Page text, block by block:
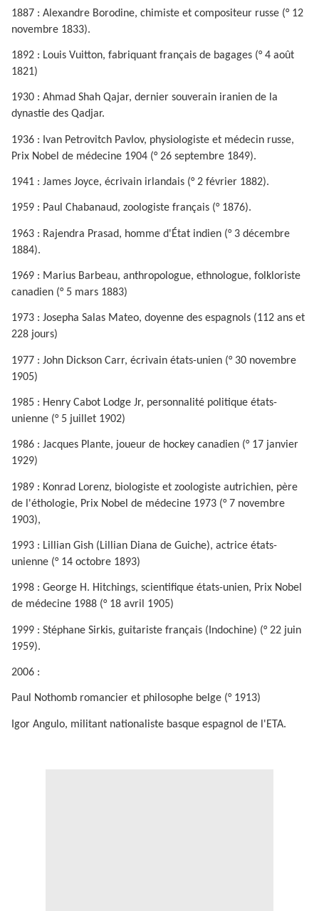
1887 : Alexandre Borodine, chimiste et compositeur russe (° 12
novembre 1833).
1892 : Louis Vuitton, fabriquant français de bagages (° 4 août
1821)
1930 : Ahmad Shah Qajar, dernier souverain iranien de la
dynastie des Qadjar.
1936 : Ivan Petrovitch Pavlov, physiologiste et médecin russe,
Prix Nobel de médecine 1904 (° 26 septembre 1849).
1941 : James Joyce, écrivain irlandais (° 2 février 1882).
1959 : Paul Chabanaud, zoologiste français (° 1876).
1963 : Rajendra Prasad, homme d'État indien (° 3 décembre
1884).
1969 : Marius Barbeau, anthropologue, ethnologue, folkloriste
canadien (° 5 mars 1883)
1973 : Josepha Salas Mateo, doyenne des espagnols (112 ans et
228 jours)
1977 : John Dickson Carr, écrivain états-unien (° 30 novembre
1905)
1985 : Henry Cabot Lodge Jr, personnalité politique états-
unienne (° 5 juillet 1902)
1986 : Jacques Plante, joueur de hockey canadien (° 17 janvier
1929)
1989 : Konrad Lorenz, biologiste et zoologiste autrichien, père
de l'éthologie, Prix Nobel de médecine 1973 (° 7 novembre
1903),
1993 : Lillian Gish (Lillian Diana de Guiche), actrice états-
unienne (° 14 octobre 1893)
1998 : George H. Hitchings, scientifique états-unien, Prix Nobel
de médecine 1988 (° 18 avril 1905)
1999 : Stéphane Sirkis, guitariste français (Indochine) (° 22 juin
1959).
2006 :
Paul Nothomb romancier et philosophe belge (° 1913)
Igor Angulo, militant nationaliste basque espagnol de l'ETA.